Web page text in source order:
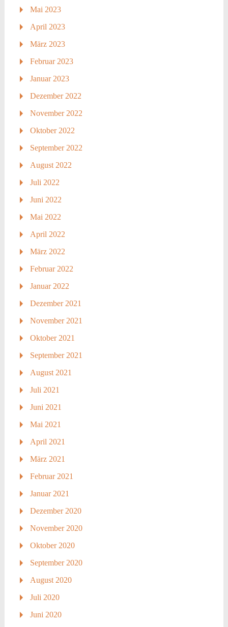
Mai 2023
April 2023
März 2023
Februar 2023
Januar 2023
Dezember 2022
November 2022
Oktober 2022
September 2022
August 2022
Juli 2022
Juni 2022
Mai 2022
April 2022
März 2022
Februar 2022
Januar 2022
Dezember 2021
November 2021
Oktober 2021
September 2021
August 2021
Juli 2021
Juni 2021
Mai 2021
April 2021
März 2021
Februar 2021
Januar 2021
Dezember 2020
November 2020
Oktober 2020
September 2020
August 2020
Juli 2020
Juni 2020